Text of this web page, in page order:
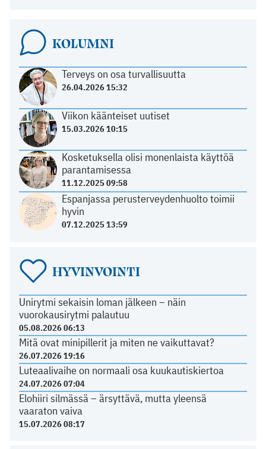
KOLUMNI
Terveys on osa turvallisuutta
26.04.2026 15:32
Viikon käänteiset uutiset
15.03.2026 10:15
Kosketuksella olisi monenlaista käyttöä
parantamisessa
11.12.2025 09:58
Espanjassa perusterveydenhuolto toimii
hyvin
07.12.2025 13:59
HYVINVOINTI
Unirytmi sekaisin loman jälkeen – näin
vuorokausirytmi palautuu
05.08.2026 06:13
Mitä ovat minipillerit ja miten ne vaikuttavat?
26.07.2026 19:16
Luteaalivaihe on normaali osa kuukautiskiertoa
24.07.2026 07:04
Elohiiri silmässä – ärsyttävä, mutta yleensä
vaaraton vaiva
15.07.2026 08:17